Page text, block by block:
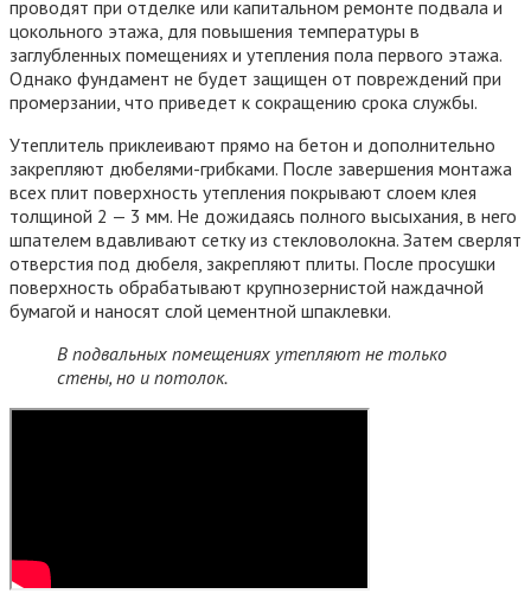
проводят при отделке или капитальном ремонте подвала и
цокольного этажа, для повышения температуры в
заглубленных помещениях и утепления пола первого этажа.
Однако фундамент не будет защищен от повреждений при
промерзании, что приведет к сокращению срока службы.
Утеплитель приклеивают прямо на бетон и дополнительно
закрепляют дюбелями-грибками. После завершения монтажа
всех плит поверхность утепления покрывают слоем клея
толщиной 2 — 3 мм. Не дожидаясь полного высыхания, в него
шпателем вдавливают сетку из стекловолокна. Затем сверлят
отверстия под дюбеля, закрепляют плиты. После просушки
поверхность обрабатывают крупнозернистой наждачной
бумагой и наносят слой цементной шпаклевки.
В подвальных помещениях утепляют не только
стены, но и потолок.